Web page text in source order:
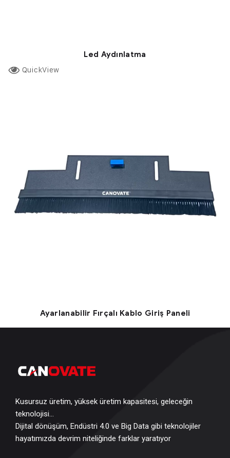
Led Aydınlatma
QuickView
Ayarlanabilir Fırçalı Kablo Giriş Paneli
Kusursuz üretim, yüksek üretim kapasitesi, geleceğin
teknolojisi…
Dijital dönüşüm, Endüstri 4.0 ve Big Data gibi teknolojiler
hayatımızda devrim niteliğinde farklar yaratıyor